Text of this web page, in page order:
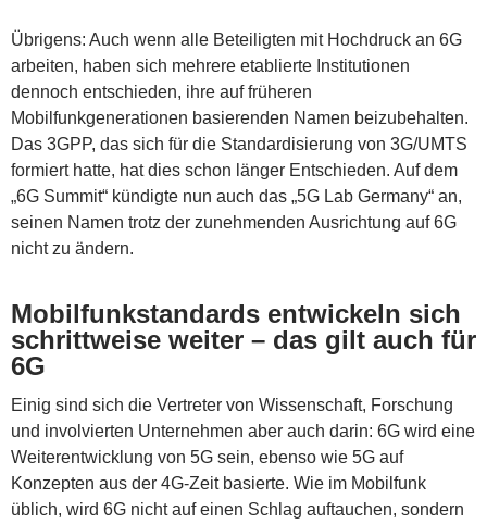
Übrigens: Auch wenn alle Beteiligten mit Hochdruck an 6G
arbeiten, haben sich mehrere etablierte Institutionen
dennoch entschieden, ihre auf früheren
Mobilfunkgenerationen basierenden Namen beizubehalten.
Das 3GPP, das sich für die Standardisierung von 3G/UMTS
formiert hatte, hat dies schon länger Entschieden. Auf dem
„6G Summit“ kündigte nun auch das „5G Lab Germany“ an,
seinen Namen trotz der zunehmenden Ausrichtung auf 6G
nicht zu ändern.
Mobilfunkstandards entwickeln sich
schrittweise weiter – das gilt auch für
6G
Einig sind sich die Vertreter von Wissenschaft, Forschung
und involvierten Unternehmen aber auch darin: 6G wird eine
Weiterentwicklung von 5G sein, ebenso wie 5G auf
Konzepten aus der 4G-Zeit basierte. Wie im Mobilfunk
üblich, wird 6G nicht auf einen Schlag auftauchen, sondern